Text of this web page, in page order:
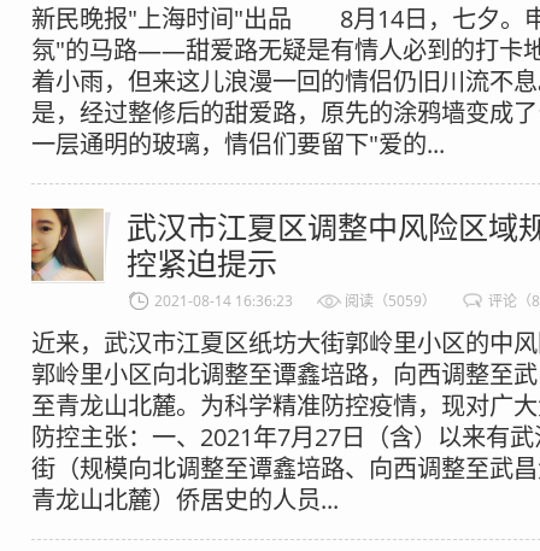
新民晚报"上海时间"出品 8月14日，七夕。
氛"的马路——甜爱路无疑是有情人必到的打卡
着小雨，但来这儿浪漫一回的情侣仍旧川流
是，经过整修后的甜爱路，原先的涂鸦墙变成
一层通明的玻璃，情侣们要留下"爱的...
武汉市江夏区调整中风险区域
控紧迫提示
2021-08-14 16:36:23 阅读（5059） 评论（
近来，武汉市江夏区纸坊大街郭岭里小区的中
郭岭里小区向北调整至谭鑫培路，向西调整至
至青龙山北麓。为科学精准防控疫情，现对广
防控主张：一、2021年7月27日（含）以来有
街（规模向北调整至谭鑫培路、向西调整至武
青龙山北麓）侨居史的人员...